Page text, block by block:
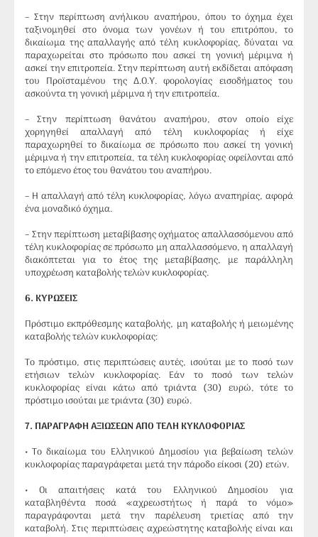
– Στην περίπτωση ανήλικου αναπήρου, όπου το όχημα έχει
ταξινομηθεί στο όνομα των γονέων ή του επιτρόπου, το
δικαίωμα της απαλλαγής από τέλη κυκλοφορίας, δύναται να
παραχωρείται στο πρόσωπο που ασκεί τη γονική μέριμνα ή
ασκεί την επιτροπεία. Στην περίπτωση αυτή εκδίδεται απόφαση
του Προϊσταμένου της Δ.Ο.Υ. φορολογίας εισοδήματος του
ασκούντα τη γονική μέριμνα ή την επιτροπεία.
– Στην περίπτωση θανάτου αναπήρου, στον οποίο είχε
χορηγηθεί απαλλαγή από τέλη κυκλοφορίας ή είχε
παραχωρηθεί το δικαίωμα σε πρόσωπο που ασκεί τη γονική
μέριμνα ή την επιτροπεία, τα τέλη κυκλοφορίας οφείλονται από
το επόμενο έτος του θανάτου του αναπήρου.
– Η απαλλαγή από τέλη κυκλοφορίας, λόγω αναπηρίας, αφορά
ένα μοναδικό όχημα.
– Στην περίπτωση μεταβίβασης οχήματος απαλλασσόμενου από
τέλη κυκλοφορίας σε πρόσωπο μη απαλλασσόμενο, η απαλλαγή
διακόπτεται για το έτος της μεταβίβασης, με παράλληλη
υποχρέωση καταβολής τελών κυκλοφορίας.
6. ΚΥΡΩΣΕΙΣ
Πρόστιμο εκπρόθεσμης καταβολής, μη καταβολής ή μειωμένης
καταβολής τελών κυκλοφορίας:
Το πρόστιμο, στις περιπτώσεις αυτές, ισούται με το ποσό των
ετήσιων τελών κυκλοφορίας. Εάν το ποσό των τελών
κυκλοφορίας είναι κάτω από τριάντα (30) ευρώ, τότε το
πρόστιμο ισούται με τριάντα (30) ευρώ.
7. ΠΑΡΑΓΡΑΦΗ ΑΞΙΩΣΕΩΝ ΑΠΟ ΤΕΛΗ ΚΥΚΛΟΦΟΡΙΑΣ
• Το δικαίωμα του Ελληνικού Δημοσίου για βεβαίωση τελών
κυκλοφορίας παραγράφεται μετά την πάροδο είκοσι (20) ετών.
• Οι απαιτήσεις κατά του Ελληνικού Δημοσίου για
καταβληθέντα ποσά «αχρεωστήτως ή παρά το νόμο»
παραγράφονται μετά την παρέλευση τριετίας από την
καταβολή. Στις περιπτώσεις αχρεώστητης καταβολής είναι και